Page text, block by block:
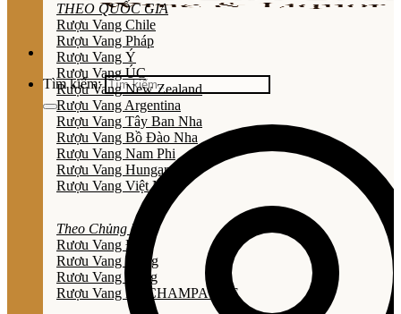
Tìm kiếm:
THEO QUỐC GIA
Rượu Vang Chile
Rượu Vang Pháp
Rượu Vang Ý
Rượu Vang ÚC
Rượu Vang New Zealand
Rượu Vang Argentina
Rượu Vang Tây Ban Nha
Rượu Vang Bồ Đào Nha
Rượu Vang Nam Phi
Rượu Vang Hungary
Rượu Vang Việt Nam
Theo Chủng Loại
Rươu Vang Đỏ
Rươu Vang Trắng
Rươu Vang Hồng
Rượu Vang Nổ/CHAMPAGNE